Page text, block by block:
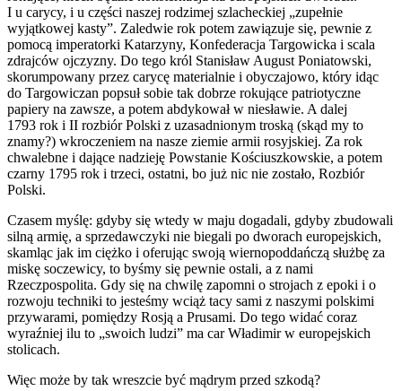
I u carycy, i u części naszej rodzimej szlacheckiej „zupełnie
wyjątkowej kasty”. Zaledwie rok potem zawiązuje się, pewnie z
pomocą imperatorki Katarzyny, Konfederacja Targowicka i scala
zdrajców ojczyzny. Do tego król Stanisław August Poniatowski,
skorumpowany przez carycę materialnie i obyczajowo, który idąc
do Targowiczan popsuł sobie tak dobrze rokujące patriotyczne
papiery na zawsze, a potem abdykował w niesławie. A dalej
1793 rok i II rozbiór Polski z uzasadnionym troską (skąd my to
znamy?) wkroczeniem na nasze ziemie armii rosyjskiej. Za rok
chwalebne i dające nadzieję Powstanie Kościuszkowskie, a potem
czarny 1795 rok i trzeci, ostatni, bo już nic nie zostało, Rozbiór
Polski.
Czasem myślę: gdyby się wtedy w maju dogadali, gdyby zbudowali
silną armię, a sprzedawczyki nie biegali po dworach europejskich,
skamląc jak im ciężko i oferując swoją wiernopoddańczą służbę za
miskę soczewicy, to byśmy się pewnie ostali, a z nami
Rzeczpospolita. Gdy się na chwilę zapomni o strojach z epoki i o
rozwoju techniki to jesteśmy wciąż tacy sami z naszymi polskimi
przywarami, pomiędzy Rosją a Prusami. Do tego widać coraz
wyraźniej ilu to „swoich ludzi” ma car Władimir w europejskich
stolicach.
Więc może by tak wreszcie być mądrym przed szkodą?